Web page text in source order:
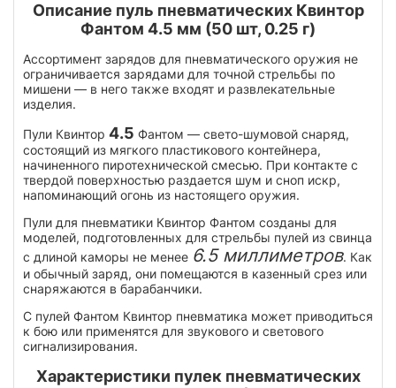
Описание пуль пневматических Квинтор
Фантом 4.5 мм (50 шт, 0.25 г)
Ассортимент зарядов для пневматического оружия не
ограничивается зарядами для точной стрельбы по
мишени — в него также входят и развлекательные
изделия.
Пули Квинтор 4.5 Фантом — свето-шумовой снаряд,
состоящий из мягкого пластикового контейнера,
начиненного пиротехнической смесью. При контакте с
твердой поверхностью раздается шум и сноп искр,
напоминающий огонь из настоящего оружия.
Пули для пневматики Квинтор Фантом созданы для
моделей, подготовленных для стрельбы пулей из свинца
с длиной каморы не менее 6.5 миллиметров. Как
и обычный заряд, они помещаются в казенный срез или
снаряжаются в барабанчики.
С пулей Фантом Квинтор пневматика может приводиться
к бою или применятся для звукового и светового
сигнализирования.
Характеристики пулек пневматических